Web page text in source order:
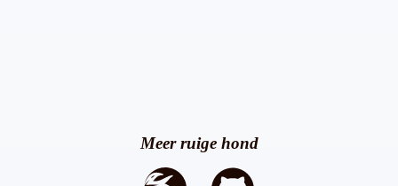
Meer ruige hond